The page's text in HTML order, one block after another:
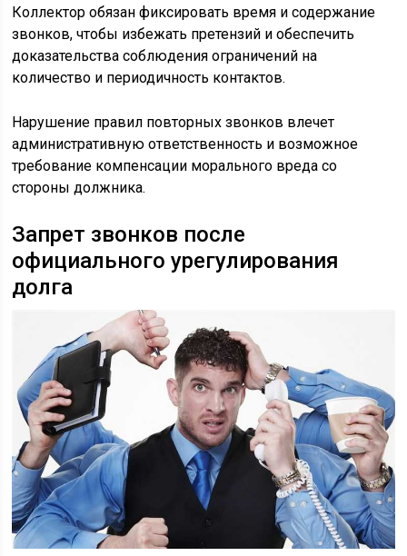
Коллектор обязан фиксировать время и содержание
звонков, чтобы избежать претензий и обеспечить
доказательства соблюдения ограничений на
количество и периодичность контактов.
Нарушение правил повторных звонков влечет
административную ответственность и возможное
требование компенсации морального вреда со
стороны должника.
Запрет звонков после
официального урегулирования
долга